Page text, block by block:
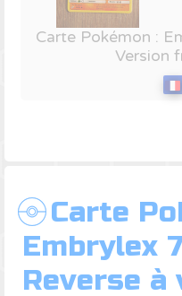
Carte Pokémon :
Version
Carte
Embrylex
Reverse à